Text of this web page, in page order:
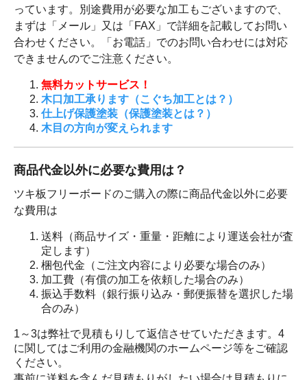
っています。別途費用が必要な加工もございますので、
まずは「メール」又は「FAX」で詳細を記載してお問い
合わせください。「お電話」でのお問い合わせには対応
できませんのでご注意ください。
無料カットサービス！
木口加工承ります（こぐち加工とは？）
仕上げ保護塗装（保護塗装とは？）
木目の方向が変えられます
商品代金以外に必要な費用は？
ツキ板フリーボードのご購入の際に商品代金以外に必要
な費用は
送料（商品サイズ・重量・距離により運送会社が査
定します）
梱包代金（ご注文内容により必要な場合のみ）
加工費（有償の加工を依頼した場合のみ）
振込手数料（銀行振り込み・郵便振替を選択した場
合のみ）
1～3は弊社で見積もりして返信させていただきます。4
に関してはご利用の金融機関のホームページ等をご確認
ください。